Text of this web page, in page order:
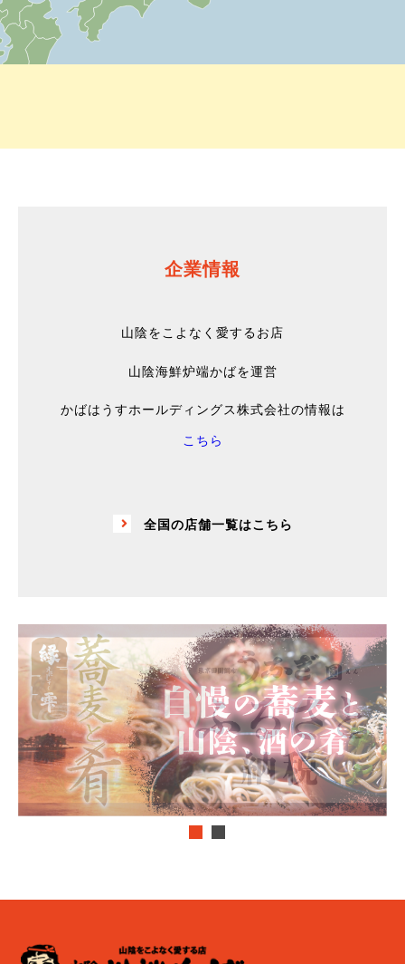
企業情報
山陰をこよなく愛するお店
山陰海鮮炉端かばを運営
かばはうすホールディングス株式会社の情報は
こちら
全国の店舗一覧はこちら